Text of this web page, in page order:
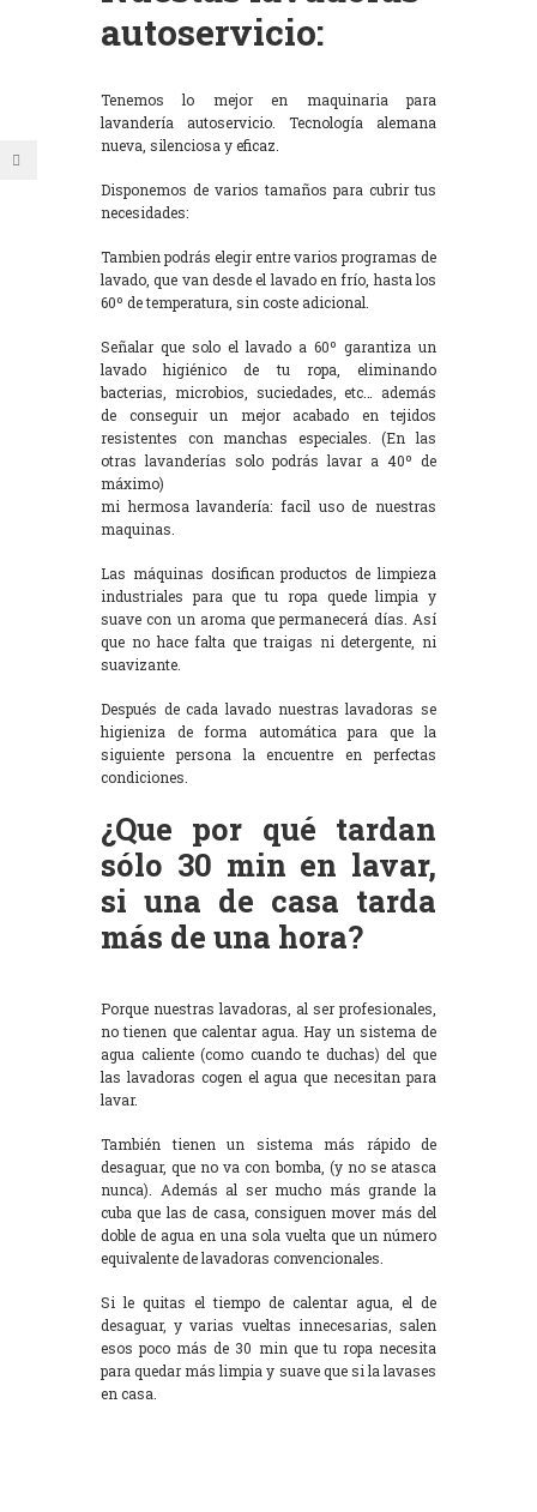
autoservicio:
Tenemos lo mejor en maquinaria para
lavandería autoservicio. Tecnología alemana
nueva, silenciosa y eficaz.
Disponemos de varios tamaños para cubrir tus
necesidades:
Tambien podrás elegir entre varios programas de
lavado, que van desde el lavado en frío, hasta los
60º de temperatura, sin coste adicional.
Señalar que solo el lavado a 60º garantiza un
lavado higiénico de tu ropa, eliminando
bacterias, microbios, suciedades, etc… además
de conseguir un mejor acabado en tejidos
resistentes con manchas especiales. (En las
otras lavanderías solo podrás lavar a 40º de
máximo)
mi hermosa lavandería: facil uso de nuestras
maquinas.
Las máquinas dosifican productos de limpieza
industriales para que tu ropa quede limpia y
suave con un aroma que permanecerá días. Así
que no hace falta que traigas ni detergente, ni
suavizante.
Después de cada lavado nuestras lavadoras se
higieniza de forma automática para que la
siguiente persona la encuentre en perfectas
condiciones.
¿Que por qué tardan
sólo 30 min en lavar,
si una de casa tarda
más de una hora?
Porque nuestras lavadoras, al ser profesionales,
no tienen que calentar agua. Hay un sistema de
agua caliente (como cuando te duchas) del que
las lavadoras cogen el agua que necesitan para
lavar.
También tienen un sistema más rápido de
desaguar, que no va con bomba, (y no se atasca
nunca). Además al ser mucho más grande la
cuba que las de casa, consiguen mover más del
doble de agua en una sola vuelta que un número
equivalente de lavadoras convencionales.
Si le quitas el tiempo de calentar agua, el de
desaguar, y varias vueltas innecesarias, salen
esos poco más de 30 min que tu ropa necesita
para quedar más limpia y suave que si la lavases
en casa.